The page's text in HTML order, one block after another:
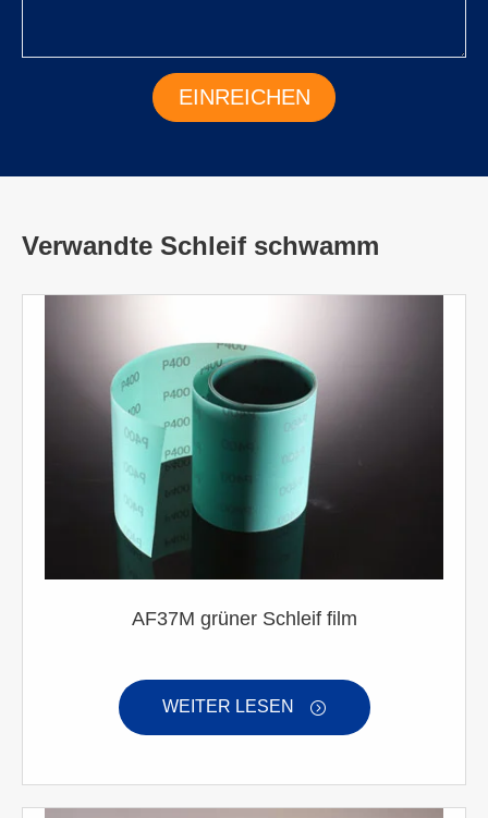
Verwandte Schleif schwamm
AF37M grüner Schleif film
WEITER LESEN 